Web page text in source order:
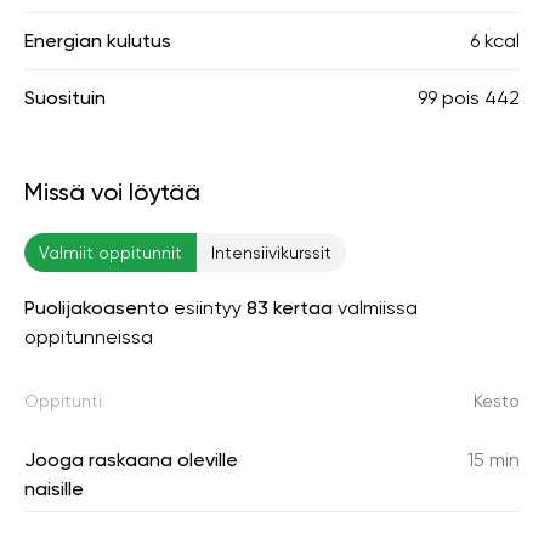
Energian kulutus 6 kcal
Suosituin 99 pois 442
Missä voi löytää
Valmiit oppitunnit Intensiivikurssit
Puolijakoasento esiintyy 83 kertaa valmiissa
oppitunneissa
Oppitunti Kesto
Jooga raskaana oleville
naisille
15 min